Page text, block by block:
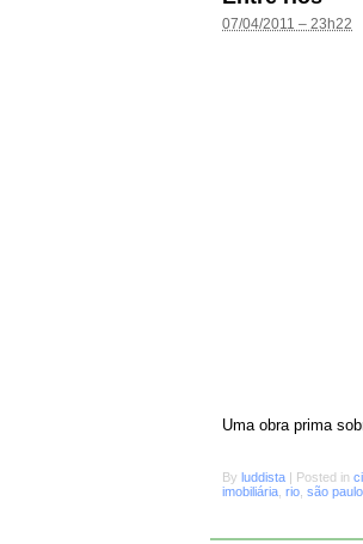
07/04/2011 – 23h22
Uma obra prima
By luddista | Posted in
imobiliária rio são paulo